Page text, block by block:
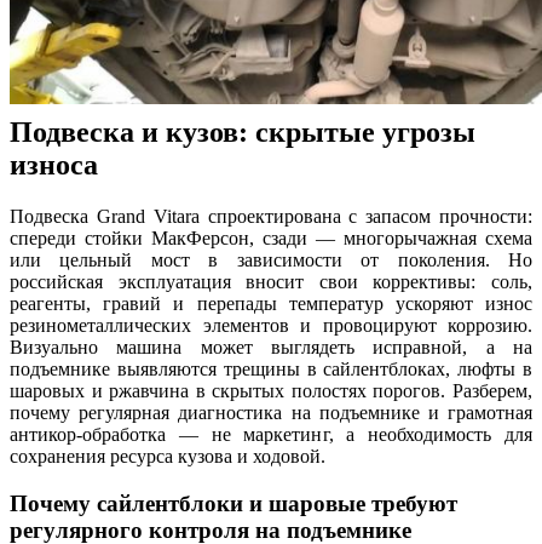
Подвеска и кузов: скрытые угрозы
износа
Подвеска Grand Vitara спроектирована с запасом прочности:
спереди стойки МакФерсон, сзади — многорычажная схема
или цельный мост в зависимости от поколения. Но
российская эксплуатация вносит свои коррективы: соль,
реагенты, гравий и перепады температур ускоряют износ
резинометаллических элементов и провоцируют коррозию.
Визуально машина может выглядеть исправной, а на
подъемнике выявляются трещины в сайлентблоках, люфты в
шаровых и ржавчина в скрытых полостях порогов. Разберем,
почему регулярная диагностика на подъемнике и грамотная
антикор-обработка — не маркетинг, а необходимость для
сохранения ресурса кузова и ходовой.
Почему сайлентблоки и шаровые требуют
регулярного контроля на подъемнике